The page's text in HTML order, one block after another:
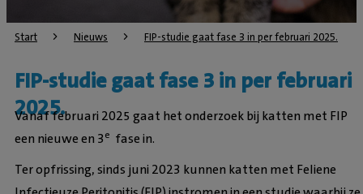
Start Nieuws FIP-studie gaat fase 3 in per februari 2025.
FIP-studie gaat fase 3 in per februari
2025.
Vanaf februari 2025 gaat het onderzoek bij katten met FIP
een nieuwe en 3e fase in.
Ter opfrissing, sinds juni 2023 kunnen katten met Feliene